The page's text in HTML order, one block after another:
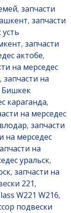
, запчасти
, запчасти
, запчасти
актобе,
на мерседес
, запчасти на
Бишкек
караганда,
на мерседес
, запчасти
на мерседес
на
уральск,
, запчасти на
221 ,
W221 W216,
подвески